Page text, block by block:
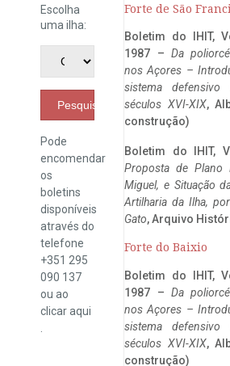
Escolha
uma ilha:
Pesquisar
Pode
encomendar
os
boletins
disponíveis
através do
telefone
+351 295
090 137
ou ao
clicaraqui
Forte de São
Boletim do IHIT,
1987 – Da
nos Açores –
sistema
séculos XVI-XIX,
construção)
Boletim do IHIT,
Proposta de Plano
Miguel, e Situação
Artilharia da Ilha,
Gato, Arquivo
Forte do Baixio
Boletim do IHIT,
1987 – Da
nos Açores –
sistema
séculos XVI-XIX,
construção)